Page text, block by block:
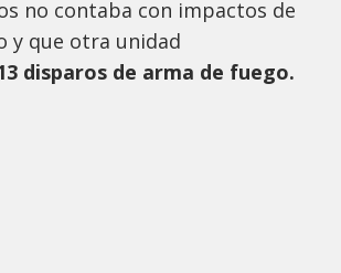
no contaba con impactos de
y que otra unidad
disparos de arma de fuego.